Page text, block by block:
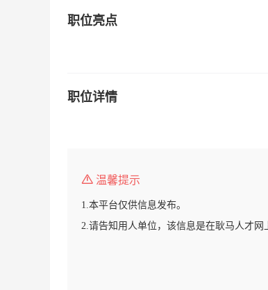
职位亮点
职位详情
温馨提示
1.本平台仅供信息发布。
2.请告知用人单位，该信息是在耿马人才网